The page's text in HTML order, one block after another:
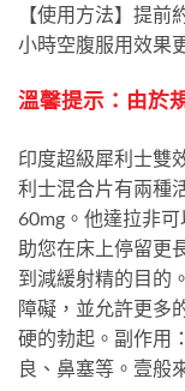
【使用方法】提
小時空腹服用效果
溫馨提示：由於
印度超級犀利士雙
利士混合片有兩種
60mg。他達拉非
助您在床上停留更
到減緩射精的目的
障礙，並允許更多
硬的勃起。副作用
良、鼻塞等。壹般